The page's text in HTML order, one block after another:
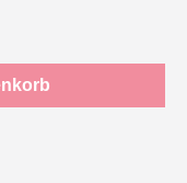
Wert ein